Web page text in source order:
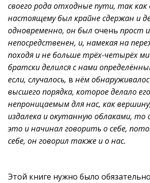
своего рода отходные пути, так как
настоящему был крайне сдержан и
одновременно, он был очень прост и
непосредственен, и, намекая на
походя и не больше трёх-четырёх
братски делился с нами
если, случалось, в нём
высшего порядка, которое делало
непроницаемым для нас, как
издалека и окутанную облаками, то
это и начинал говорить о себе,
себе, он говорил также и о нас.
Этой книге нужно было обязательно